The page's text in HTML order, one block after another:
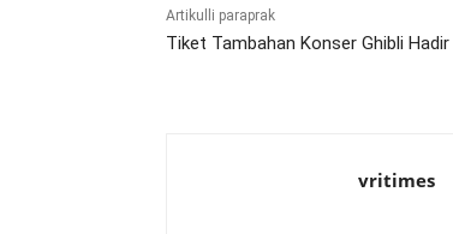
Artikulli paraprak
Tiket Tambahan Konser Ghibli Hadir
vritimes